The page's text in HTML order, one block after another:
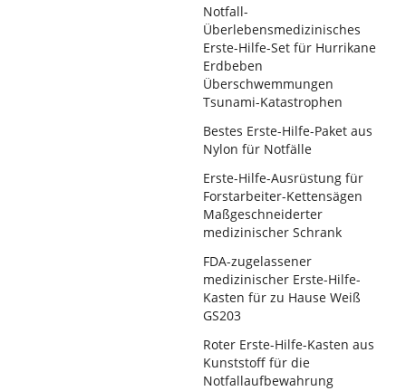
Notfall-
Überlebensmedizinisches
Erste-Hilfe-Set für Hurrikane
Erdbeben
Überschwemmungen
Tsunami-Katastrophen
Bestes Erste-Hilfe-Paket aus
Nylon für Notfälle
Erste-Hilfe-Ausrüstung für
Forstarbeiter-Kettensägen
Maßgeschneiderter
medizinischer Schrank
FDA-zugelassener
medizinischer Erste-Hilfe-
Kasten für zu Hause Weiß
GS203
Roter Erste-Hilfe-Kasten aus
Kunststoff für die
Notfallaufbewahrung